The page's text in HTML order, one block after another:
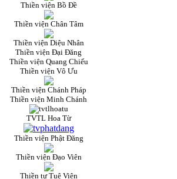
Thiền viện Bồ Đề
Thiền viện Chân Tâm
Thiền viện Diệu Nhân
Thiền viện Đại Đăng
Thiền viện Quang Chiếu
Thiền viện Vô Ưu
Thiền viện Chánh Pháp
Thiền viện Minh Chánh
TVTL Hoa Từ
Thiền viện Phật Đăng
Thiền viện Đạo Viên
Thiền tự Tuệ Viên